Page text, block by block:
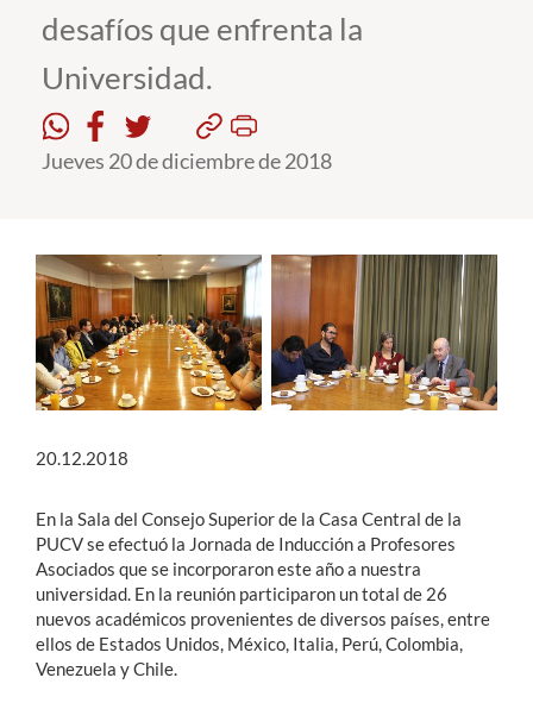
Pregrado
Formación Continua
Funcionarios
Alumni
English
desafíos que enfrenta la
Universidad.
Jueves 20 de diciembre de 2018
20.12.2018
En la Sala del Consejo Superior de la Casa Central de la
PUCV se efectuó la Jornada de Inducción a Profesores
Asociados que se incorporaron este año a nuestra
universidad. En la reunión participaron un total de 26
nuevos académicos provenientes de diversos países, entre
ellos de Estados Unidos, México, Italia, Perú, Colombia,
Venezuela y Chile.